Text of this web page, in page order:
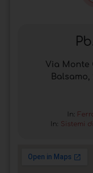
Via Monte
In:
In: Sistemi